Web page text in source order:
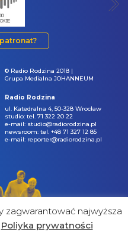
© Radio Rodzina 2018 |
Grupa Medialna JOHANNEUM
Radio Rodzina
ul. Katedralna 4, 50-328 Wrocław
studio: tel. 71 322 20 22
e-mail: studio@radiorodzina.pl
newsroom: tel. +48 71 327 12 85
e-mail: reporter@radiorodzina.pl
zagwarantować najwyższa
Poliyka prywatności